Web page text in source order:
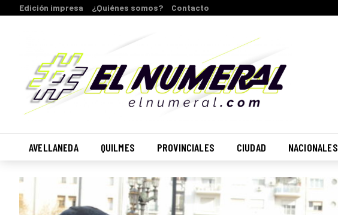
Edición impresa ¿Quiénes somos? Contacto
AVELLANEDA QUILMES PROVINCIALES CIUDAD NACIONALES